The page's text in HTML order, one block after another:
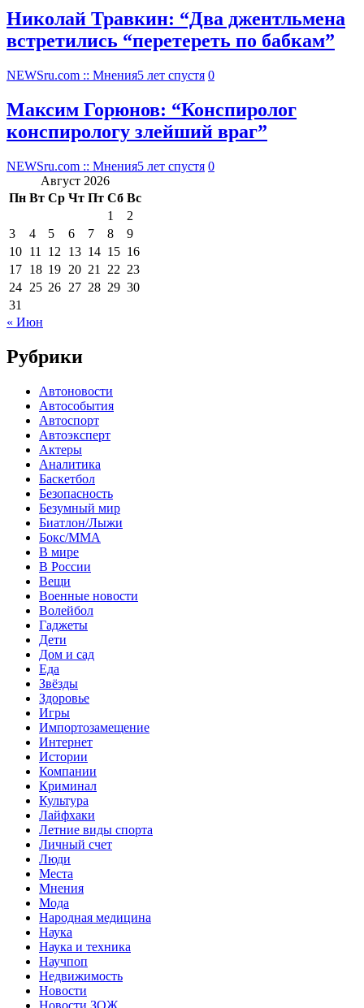
Николай Травкин: “Два джентльмена
встретились “перетереть по бабкам”
NEWSru.com :: Мнения5 лет спустя 0
Максим Горюнов: “Конспиролог
конспирологу злейший враг”
NEWSru.com :: Мнения5 лет спустя 0
Август 2026
Пн Вт Ср Чт Пт Сб Вс
1
2
3
4 5 6 7 8
9
10 11 12 13 14 15 16
17 18 19 20 21 22 23
24 25 26 27 28 29 30
31
« Июн
Рубрики
Автоновости
Автособытия
Автоспорт
Автоэксперт
Актеры
Аналитика
Баскетбол
Безопасность
Безумный мир
Биатлон/Лыжи
Бокс/MMA
В мире
В России
Вещи
Военные новости
Волейбол
Гаджеты
Дети
Дом и сад
Еда
Звёзды
Здоровье
Игры
Импортозамещение
Интернет
Истории
Компании
Криминал
Культура
Лайфхаки
Летние виды спорта
Личный счет
Люди
Места
Мнения
Мода
Народная медицина
Наука
Наука и техника
Научпоп
Недвижимость
Новости
Новости ЗОЖ